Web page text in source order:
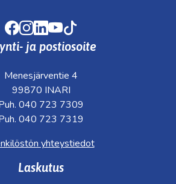
Facebook
Instagram
LinkedIn
Youtube
ja postiosoite
Menesjärventie 4
99870 INARI
040 723 7309
040 723 7319
yhteystiedot
Laskutus